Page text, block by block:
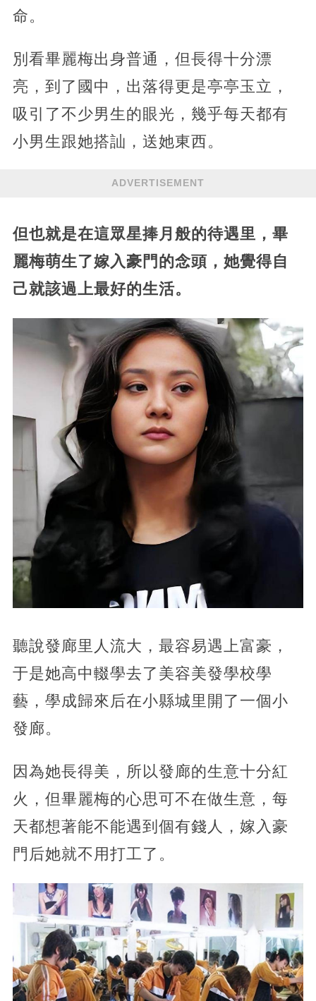
命。
別看畢麗梅出身普通，但長得十分漂
亮，到了國中，出落得更是亭亭玉立，
吸引了不少男生的眼光，幾乎每天都有
小男生跟她搭訕，送她東西。
ADVERTISEMENT
但也就是在這眾星捧月般的待遇里，畢
麗梅萌生了嫁入豪門的念頭，她覺得自
己就該過上最好的生活。
聽說發廊里人流大，最容易遇上富豪，
于是她高中輟學去了美容美發學校學
藝，學成歸來后在小縣城里開了一個小
發廊。
因為她長得美，所以發廊的生意十分紅
火，但畢麗梅的心思可不在做生意，每
天都想著能不能遇到個有錢人，嫁入豪
門后她就不用打工了。